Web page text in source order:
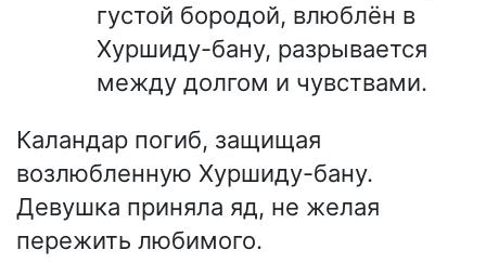
густой бородой, влюблён в
Хуршиду-бану, разрывается
между долгом и чувствами.
Каландар погиб, защищая
возлюбленную Хуршиду-бану.
Девушка приняла яд, не желая
пережить любимого.